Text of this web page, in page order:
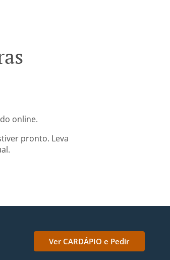
online.
pronto. Leva
Ver CARDÁPIO e Pedir